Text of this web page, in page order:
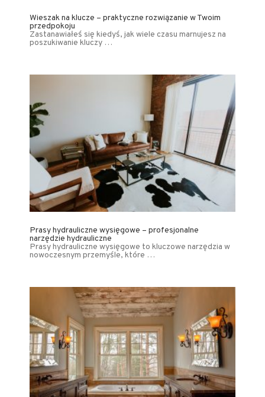
Wieszak na klucze – praktyczne rozwiązanie w Twoim
przedpokoju
Zastanawiałeś się kiedyś, jak wiele czasu marnujesz na
poszukiwanie kluczy …
Prasy hydrauliczne wysięgowe – profesjonalne
narzędzie hydrauliczne
Prasy hydrauliczne wysięgowe to kluczowe narzędzia w
nowoczesnym przemyśle, które …